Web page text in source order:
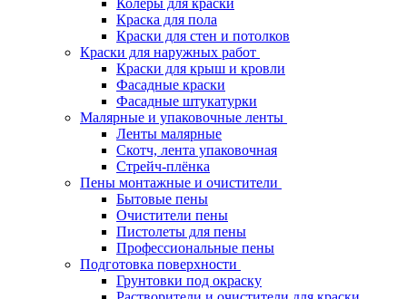
Краска для пола
Краски для стен и потолков
Краски для наружных работ
Краски для крыш и кровли
Фасадные краски
Фасадные штукатурки
Малярные и упаковочные ленты
Ленты малярные
Скотч, лента упаковочная
Стрейч-плёнка
Пены монтажные и очистители
Бытовые пены
Очистители пены
Пистолеты для пены
Профессиональные пены
Подготовка поверхности
Грунтовки под окраску